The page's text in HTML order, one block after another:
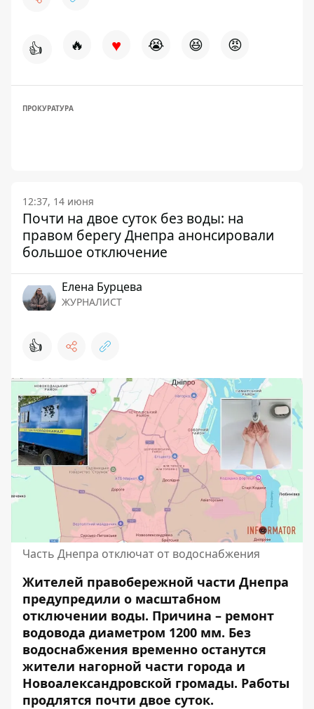
👍 🔥 ♥ 😭 😆 😡
ПРОКУРАТУРА
12:37, 14 июня
Почти на двое суток без воды: на
правом берегу Днепра анонсировали
большое отключение
Елена Бурцева
ЖУРНАЛИСТ
👍
Часть Днепра отключат от водоснабжения
Жителей правобережной части Днепра
предупредили о масштабном
отключении воды. Причина – ремонт
водовода диаметром 1200 мм. Без
водоснабжения временно останутся
жители нагорной части города и
Новоалександровской громады. Работы
продлятся почти двое суток.